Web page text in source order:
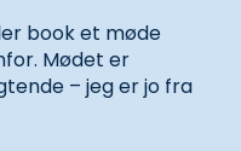
book et møde
Mødet er
– jeg er jo fra